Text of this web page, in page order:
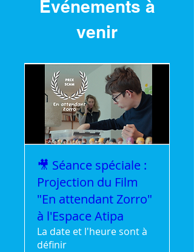
Événements à
venir
🎥 Séance spéciale :
Projection du Film
"En attendant Zorro"
à l'Espace Atipa
La date et l'heure sont à
définir